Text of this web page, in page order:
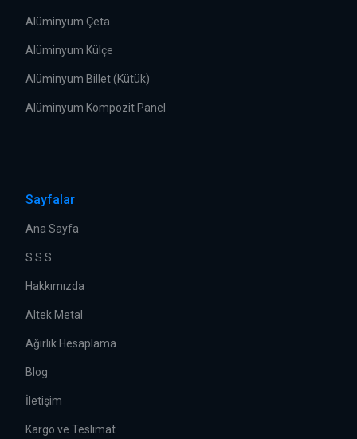
Alüminyum Çeta
Alüminyum Külçe
Alüminyum Billet (Kütük)
Alüminyum Kompozit Panel
Sayfalar
Ana Sayfa
S.S.S
Hakkımızda
Altek Metal
Ağırlık Hesaplama
Blog
İletişim
Kargo ve Teslimat